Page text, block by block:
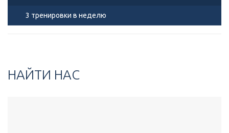
3 тренировки в неделю
НАЙТИ НАС